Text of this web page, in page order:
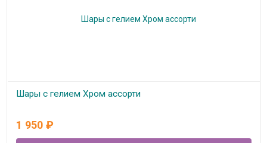
Шары с гелием Хром ассорти
1 950 ₽